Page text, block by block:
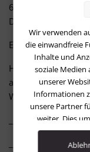
65183 Wiesbaden
Deutschland
E-Mail: info@april-
Hiermit
abgeschlossenen
Waren (*) / die
Wir verwenden
die einwandfreie
Inhalte und
soziale
unserer
Informationen
unsere Partner
weiter. Dies
Nutzungsprofile.
Company